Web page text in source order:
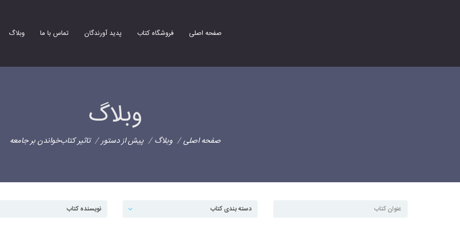
صفحه اصلی فروشگاه کتاب پدید آورندگان تماس با ما وبلاگ
وبلاگ
صفحه اصلی وبلاگ پیش از دستور تاثیر کتاب‌خواندن بر جامعه